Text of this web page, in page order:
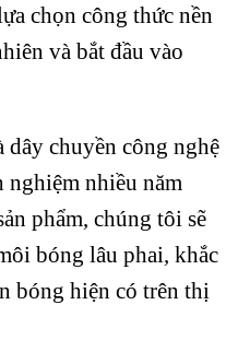
chọn công thức nền
và bắt đầu vào
chuyền công nghệ
nhiều năm
phẩm, chúng tôi sẽ
bóng lâu phai, khắc
bóng hiện có trên thị